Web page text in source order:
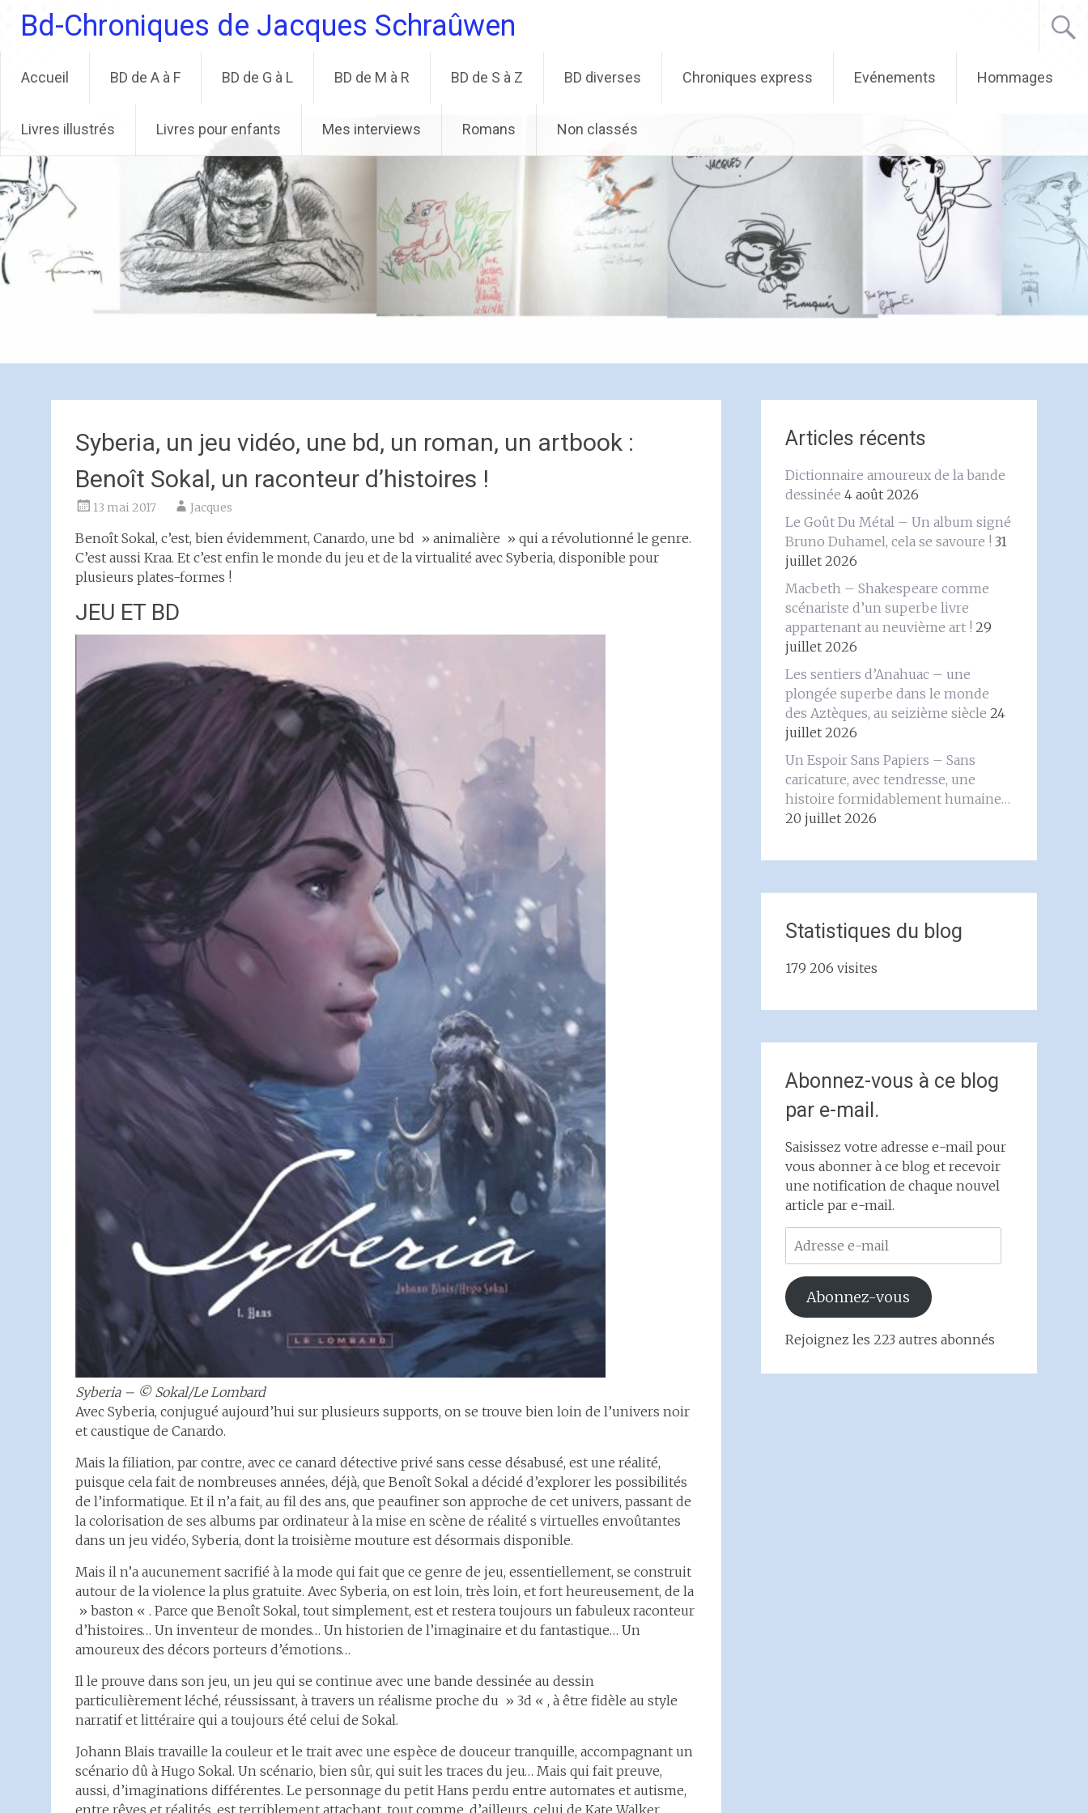
contenu
Bd-Chroniques de Jacques Schraûwen
Accueil BD de A à F BD de G à L BD de M à R BD de S à Z BD diverses Chroniques express Evénements Hommages
Livres illustrés Livres pour enfants Mes interviews Romans Non classés
Syberia, un jeu vidéo, une bd, un roman, un artbook :
Benoît Sokal, un raconteur d’histoires !
13 mai 2017 Jacques
Benoît Sokal, c’est, bien évidemment, Canardo, une bd » animalière » qui a révolutionné le genre.
C’est aussi Kraa. Et c’est enfin le monde du jeu et de la virtualité avec Syberia, disponible pour
plusieurs plates-formes !
JEU ET BD
Syberia – © Sokal/Le Lombard
Avec Syberia, conjugué aujourd’hui sur plusieurs supports, on se trouve bien loin de l’univers noir
et caustique de Canardo.
Mais la filiation, par contre, avec ce canard détective privé sans cesse désabusé, est une réalité,
puisque cela fait de nombreuses années, déjà, que Benoît Sokal a décidé d’explorer les possibilités
de l’informatique. Et il n’a fait, au fil des ans, que peaufiner son approche de cet univers, passant de
la colorisation de ses albums par ordinateur à la mise en scène de réalité s virtuelles envoûtantes
dans un jeu vidéo, Syberia, dont la troisième mouture est désormais disponible.
Mais il n’a aucunement sacrifié à la mode qui fait que ce genre de jeu, essentiellement, se construit
autour de la violence la plus gratuite. Avec Syberia, on est loin, très loin, et fort heureusement, de la
» baston « . Parce que Benoît Sokal, tout simplement, est et restera toujours un fabuleux raconteur
d’histoires… Un inventeur de mondes… Un historien de l’imaginaire et du fantastique… Un
amoureux des décors porteurs d’émotions…
Il le prouve dans son jeu, un jeu qui se continue avec une bande dessinée au dessin
particulièrement léché, réussissant, à travers un réalisme proche du » 3d « , à être fidèle au style
narratif et littéraire qui a toujours été celui de Sokal.
Johann Blais travaille la couleur et le trait avec une espèce de douceur tranquille, accompagnant un
scénario dû à Hugo Sokal. Un scénario, bien sûr, qui suit les traces du jeu… Mais qui fait preuve,
aussi, d’imaginations différentes. Le personnage du petit Hans perdu entre automates et autisme,
Articles récents
Dictionnaire amoureux de la bande
dessinée 4 août 2026
Le Goût Du Métal – Un album signé
Bruno Duhamel, cela se savoure ! 31
juillet 2026
Macbeth – Shakespeare comme
scénariste d’un superbe livre
appartenant au neuvième art ! 29
juillet 2026
Les sentiers d’Anahuac – une
plongée superbe dans le monde
des Aztèques, au seizième siècle 24
juillet 2026
Un Espoir Sans Papiers – Sans
caricature, avec tendresse, une
histoire formidablement humaine…
20 juillet 2026
Statistiques du blog
179 206 visites
Abonnez-vous à ce blog
par e-mail.
Saisissez votre adresse e-mail pour
vous abonner à ce blog et recevoir
une notification de chaque nouvel
article par e-mail.
Adresse
e-
mail
Abonnez-vous
Rejoignez les 223 autres abonnés